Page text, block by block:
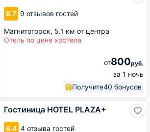
8.7 9 отзывов гостей
Магнитогорск, 5.1 км от центра
Отель по цене хостела
от800руб.
за 1 ночь
Получите40 бонусов
Гостиница HOTEL PLAZA+
6.4 4 отзыва гостей